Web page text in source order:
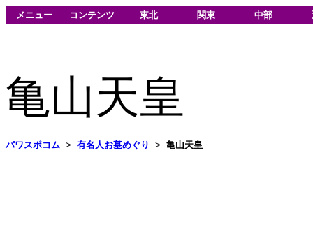
メニュー コンテンツ 東北 関東 中部
亀山天皇
パワスポコム > 有名人お墓めぐり > 亀山天皇